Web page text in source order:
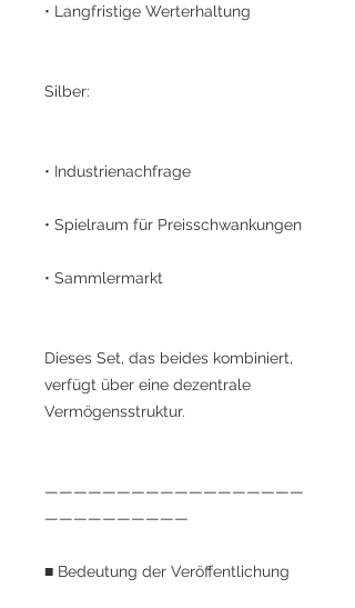
• Langfristige Werterhaltung
Silber:
• Industrienachfrage
• Spielraum für Preisschwankungen
• Sammlermarkt
Dieses Set, das beides kombiniert,
verfügt über eine dezentrale
Vermögensstruktur.
——————————————————
——————————
■ Bedeutung der Veröffentlichung